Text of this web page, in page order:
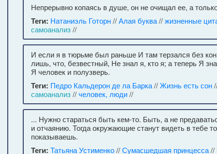
Непрерывно копаясь в душе, он не очищал ее, а
Теги: Натаниэль Готорн//Алая буква//жизненные
самоанализ//
И если я в тюрьме был раньше И там терзался без
лишь, что, безвестный, Не знал я, кто я; а теперь Я
Я человек и полузверь.
Теги: Педро Кальдерон де ла Барка//Жизнь есть сон
самоанализ//человек, люди//
... Нужно стараться быть кем-то. Быть, а не
и отчаянию. Тогда окружающие станут видеть в тебе
показываешь.
Теги: Татьяна Устименко//Сумасшедшая принцесса//